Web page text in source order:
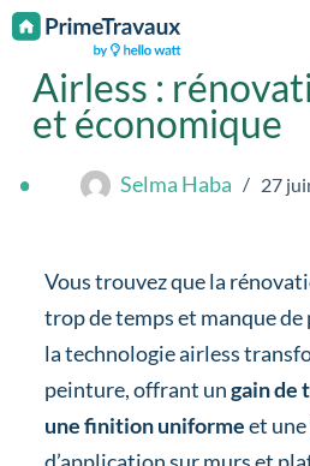
Passer au contenu
Airless :
et économique
Selma Haba 27
Vous trouvez que la
trop de temps et manque
la technologie airless
peinture, offrant ungain de
une finition uniformeet